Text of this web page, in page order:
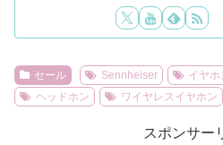
セール Sennheiser イヤホ
ヘッドホン
ワイヤレスイヤホン
スポンサー